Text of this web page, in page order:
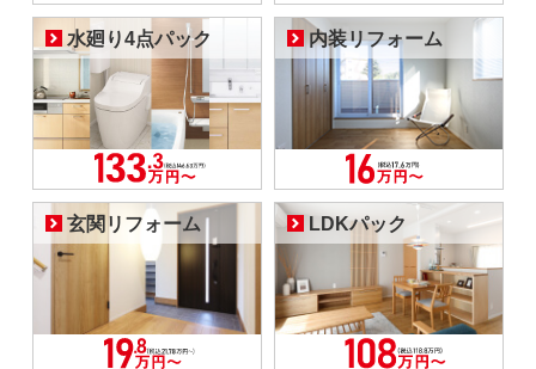
水廻り4点パック 内装リフォーム
玄関リフォーム LDKパック